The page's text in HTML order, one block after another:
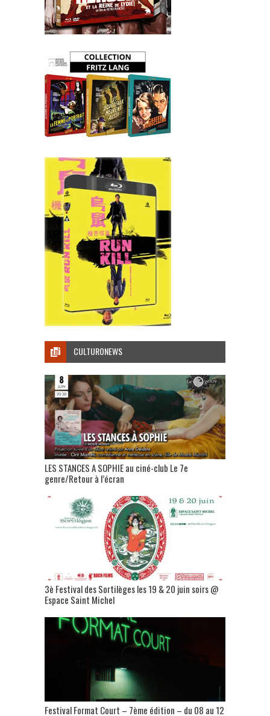
CULTURONEWS
LES STANCES A SOPHIE au ciné-club Le 7e
genre/Retour à l’écran
3è Festival des Sortilèges les 19 & 20 juin soirs @
Espace Saint Michel
Festival Format Court – 7ème édition – du 08 au 12